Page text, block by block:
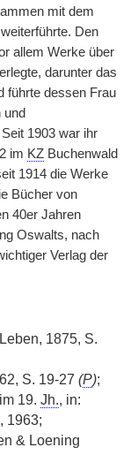
mit dem
Den
allem Werke über
darunter das
führte dessen Frau
und
1903 war ihr
im KZ Buchenwald
1914 die Werke
Bücher von
40er Jahren
Oswalts, nach
Verlag der
1875, S.
S. 19-27 (P);
19. Jh., in:
1963;
& Loening